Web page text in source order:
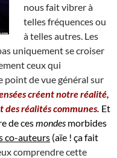
nous fait vibrer à
telles fréquences ou
à telles autres. Les
uniquement se croiser
ceux qui
point de vue général sur
créent notre réalité,
des réalités communes. Et
de cesmondes morbides
co-auteurs (aïe ! ça fait
comprendre cette